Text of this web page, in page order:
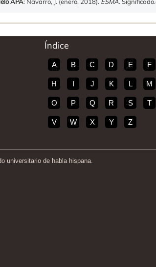
Índice
A B C D E F
H I J K L M
O P Q R S T
V W X Y Z
universitario de habla hispana.